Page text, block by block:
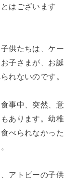
はございます
供たちは、ケー
子さまが、お誕
れないのです。
事中、突然、意
あります。幼稚
べられなかった
アトピーの子供